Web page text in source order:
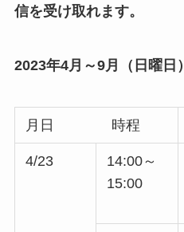
信を受け取れます。
2023年4月～9月（日曜日）
月日 時程
4/23
14:00～
15:00